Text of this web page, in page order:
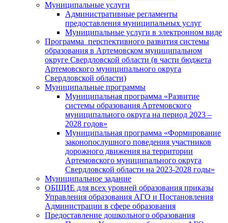
Муниципальные услуги
Административные регламенты
предоставления муниципальных услуг
Муниципальные услуги в электронном виде
Программа перспективного развития системы
образования в Артемовском муниципальном
округе Свердловской области (в части бюджета
Артемовского муниципального округа
Свердловской области)
Муниципальные программы
Муниципальная программа «Развитие
системы образования Артемовского
муниципального округа на период 2023 –
2028 годов»
Муниципальная программа «Формирование
законопослушного поведения участников
дорожного движения на территории
Артемовского муниципального округа
Свердловской области на 2023-2028 годы»
Муниципальное задание
ОБЩИЕ для всех уровней образования приказы
Управления образования АГО и Постановления
Администрации в сфере образования
Предоставление дошкольного образования